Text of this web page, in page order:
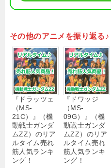
その他のアニメを振り返る♪
『ドラッツェ
（MS-
21C）』（機
動戦士ガンダ
ムΖΖ）のリア
ルタイム売れ
筋人気ランキ
ング！
『ドワッジ
（MS-
09G）』（機
動戦士ガンダ
ムΖΖ）のリア
ルタイム売れ
筋人気ランキ
ング！